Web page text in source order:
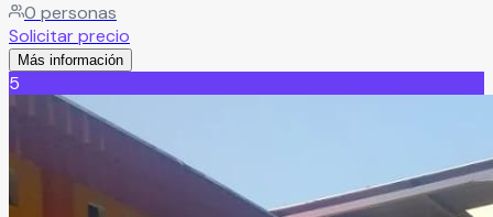
recinto ofrece 3 espacios diferentes en un solo lugar,
permitiendo elegir el ambiente que mejor se adapte a las
necesidades y estilo de cada celebración. Sus
instalaciones son perfectas para bodas, XV años,
aniversarios, graduaciones y eventos sociales especiales.
En Recepciones Tirol podrán disfrutar junto a familiares y
amigos de una experiencia memorable, rodeados de
elegancia, excelente atención y espacios diseñados para
hacer realidad la recepción de sus sueños.Leer más
0 personas
Solicitar precio
Más información
5